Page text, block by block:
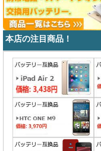
本店の注目商品！